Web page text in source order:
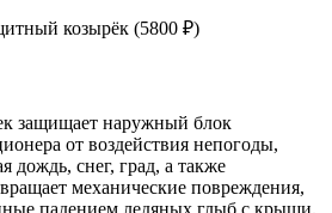
козырёк (5800 ₽)
защищает наружный блок
от воздействия непогоды,
дождь, снег, град, а также
механические повреждения,
падением ледяных глыб с крыши.